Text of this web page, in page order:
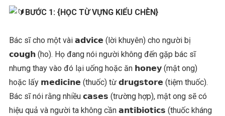
BƯỚC 1: {HỌC TỪ VỰNG KIỂU CHÈN}
Bác sĩ cho một vài 𝗮𝗱𝘃𝗶𝗰𝗲 (lời khuyên) cho người bị
𝗰𝗼𝘂𝗴𝗵 (ho). Họ đang nói người không đến gặp bác sĩ
nhưng thay vào đó lại uống hoặc ăn 𝗵𝗼𝗻𝗲𝘆 (mật ong)
hoặc lấy 𝗺𝗲𝗱𝗶𝗰𝗶𝗻𝗲 (thuốc) từ 𝗱𝗿𝘂𝗴𝘀𝘁𝗼𝗿𝗲 (tiệm thuốc).
Bác sĩ nói rằng nhiều 𝗰𝗮𝘀𝗲𝘀 (trường hợp), mật ong sẽ có
hiệu quả và người ta không cần 𝗮𝗻𝘁𝗶𝗯𝗶𝗼𝘁𝗶𝗰𝘀 (thuốc kháng